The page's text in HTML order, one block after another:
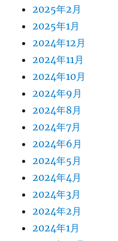
2025年2月
2025年1月
2024年12月
2024年11月
2024年10月
2024年9月
2024年8月
2024年7月
2024年6月
2024年5月
2024年4月
2024年3月
2024年2月
2024年1月